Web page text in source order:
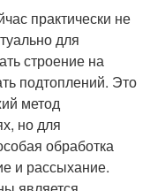
практически не
для
строение на
подтоплений. Это
метод
но для
обработка
и рассыхание.